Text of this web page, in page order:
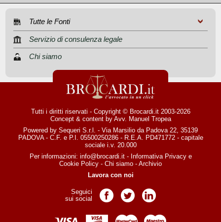
Tutte le Fonti
Servizio di consulenza legale
Chi siamo
Tutti i diritti riservati - Copyright © Brocardi.it 2003-2026
Concept & content by Avv. Manuel Tropea
Powered by Sequeri S.r.l. - Via Marsilio da Padova 22, 35139
PADOVA - C.F. e P.I. 05500250286 - R.E.A. PD471772 - capitale
sociale i.v. 20.000
Per informazioni: info@brocardi.it- Informativa Privacye
Cookie Policy - Chi siamo - Archivio
Lavora con noi
Seguici
sui social
Pagina Facebook
Pagina TwitterPagina LinkedIn